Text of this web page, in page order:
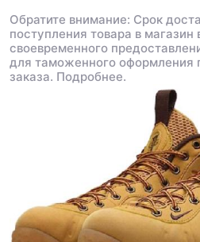
Обратите внимание: Срок
поступления товара в
своевременного
для таможенного оформления
заказа. Подробнее.